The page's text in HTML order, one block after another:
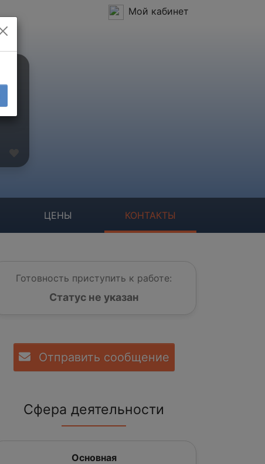
Мой кабинет
ЦЕНЫ КОНТАКТЫ
Готовность приступить к работе:
Статус не указан
Отправить сообщение
Сфера деятельности
Основная